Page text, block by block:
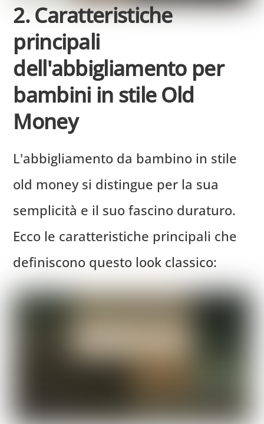
2. Caratteristiche
principali
dell'abbigliamento per
bambini in stile Old
Money
L'abbigliamento da bambino in stile
old money si distingue per la sua
semplicità e il suo fascino duraturo.
Ecco le caratteristiche principali che
definiscono questo look classico: